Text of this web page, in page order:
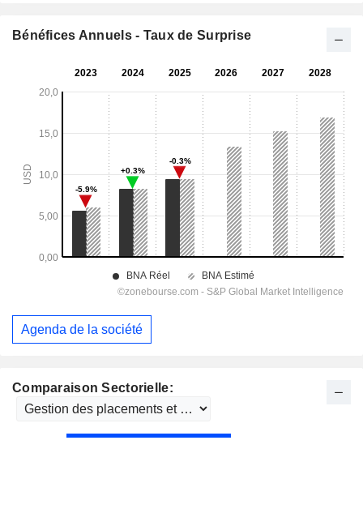
Comparaison Sectorielle:
Bénéfices Annuels - Taux de Surprise
Agenda de la société